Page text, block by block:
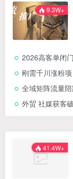
9.3W+
2026高客单闭门大课，8 天掌
刚需千川涨粉项目，一
全域矩阵流量陪跑课：0基
外贸 社媒获客破局课，平台策
41.4W+